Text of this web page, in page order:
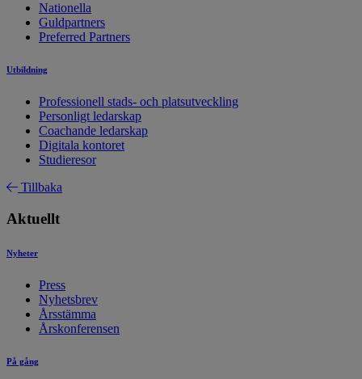
Nationella
Guldpartners
Preferred Partners
Utbildning
Professionell stads- och platsutveckling
Personligt ledarskap
Coachande ledarskap
Digitala kontoret
Studieresor
Tillbaka
Aktuellt
Nyheter
Press
Nyhetsbrev
Årsstämma
Årskonferensen
På gång